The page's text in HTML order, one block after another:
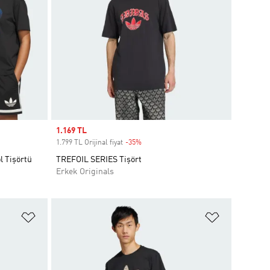
Tişörtü
Sale price
1.169 TL
1.799 TL Orijinal fiyat -35%Discount
TREFOIL SERIES Tişört
Erkek Originals
Favori Listesine Ekle